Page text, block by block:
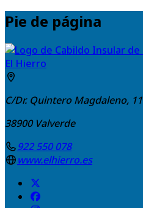
Pie de página
El Hierro
C/Dr. Quintero Magdaleno, 11
38900 Valverde
922 550 078
www.elhierro.es